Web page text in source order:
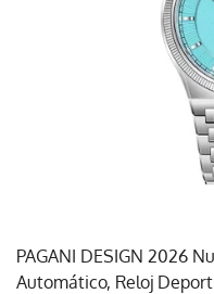
PAGANI DESIGN 2026
Automático, Reloj